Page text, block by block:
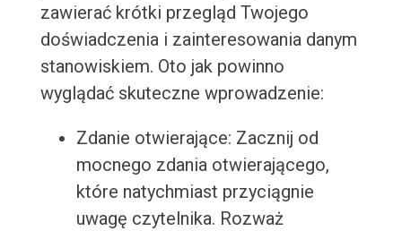
zawierać krótki przegląd Twojego
doświadczenia i zainteresowania danym
stanowiskiem. Oto jak powinno
wyglądać skuteczne wprowadzenie:
Zdanie otwierające: Zacznij od
mocnego zdania otwierającego,
które natychmiast przyciągnie
uwagę czytelnika. Rozważ